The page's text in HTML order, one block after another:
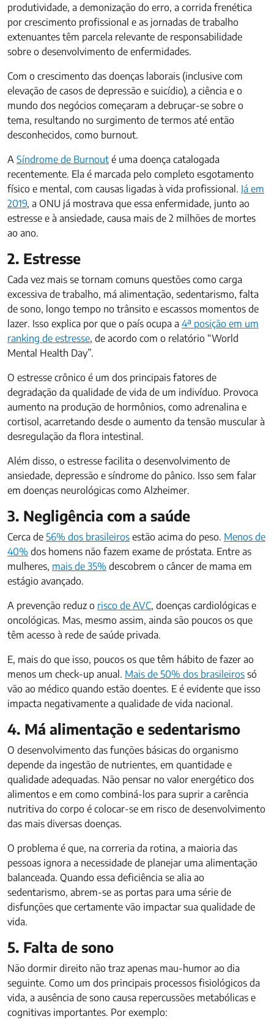
produtividade, a demonização do erro, a corrida frenética
por crescimento profissional e as jornadas de trabalho
extenuantes têm parcela relevante de responsabilidade
sobre o desenvolvimento de enfermidades.
Com o crescimento das doenças laborais (inclusive com
elevação de casos de depressão e suicídio), a ciência e o
mundo dos negócios começaram a debruçar-se sobre o
tema, resultando no surgimento de termos até então
desconhecidos, como burnout.
A Síndrome de Burnout é uma doença catalogada
recentemente. Ela é marcada pelo completo esgotamento
físico e mental, com causas ligadas à vida profissional. Já em
2019, a ONU já mostrava que essa enfermidade, junto ao
estresse e à ansiedade, causa mais de 2 milhões de mortes
ao ano.
2. Estresse
Cada vez mais se tornam comuns questões como carga
excessiva de trabalho, má alimentação, sedentarismo, falta
de sono, longo tempo no trânsito e escassos momentos de
lazer. Isso explica por que o país ocupa a 4ª posição em um
ranking de estresse, de acordo com o relatório “World
Mental Health Day”.
O estresse crônico é um dos principais fatores de
degradação da qualidade de vida de um indivíduo. Provoca
aumento na produção de hormônios, como adrenalina e
cortisol, acarretando desde o aumento da tensão muscular à
desregulação da flora intestinal.
Além disso, o estresse facilita o desenvolvimento de
ansiedade, depressão e síndrome do pânico. Isso sem falar
em doenças neurológicas como Alzheimer.
3. Negligência com a saúde
Cerca de 56% dos brasileiros estão acima do peso. Menos de
40% dos homens não fazem exame de próstata. Entre as
mulheres, mais de 35% descobrem o câncer de mama em
estágio avançado.
A prevenção reduz o risco de AVC, doenças cardiológicas e
oncológicas. Mas, mesmo assim, ainda são poucos os que
têm acesso à rede de saúde privada.
E, mais do que isso, poucos os que têm hábito de fazer ao
menos um check-up anual. Mais de 50% dos brasileiros só
vão ao médico quando estão doentes. E é evidente que isso
impacta negativamente a qualidade de vida nacional.
4. Má alimentação e sedentarismo
O desenvolvimento das funções básicas do organismo
depende da ingestão de nutrientes, em quantidade e
qualidade adequadas. Não pensar no valor energético dos
alimentos e em como combiná-los para suprir a carência
nutritiva do corpo é colocar-se em risco de desenvolvimento
das mais diversas doenças.
O problema é que, na correria da rotina, a maioria das
pessoas ignora a necessidade de planejar uma alimentação
balanceada. Quando essa deficiência se alia ao
sedentarismo, abrem-se as portas para uma série de
disfunções que certamente vão impactar sua qualidade de
vida.
5. Falta de sono
Não dormir direito não traz apenas mau-humor ao dia
seguinte. Como um dos principais processos fisiológicos da
vida, a ausência de sono causa repercussões metabólicas e
cognitivas importantes. Por exemplo: